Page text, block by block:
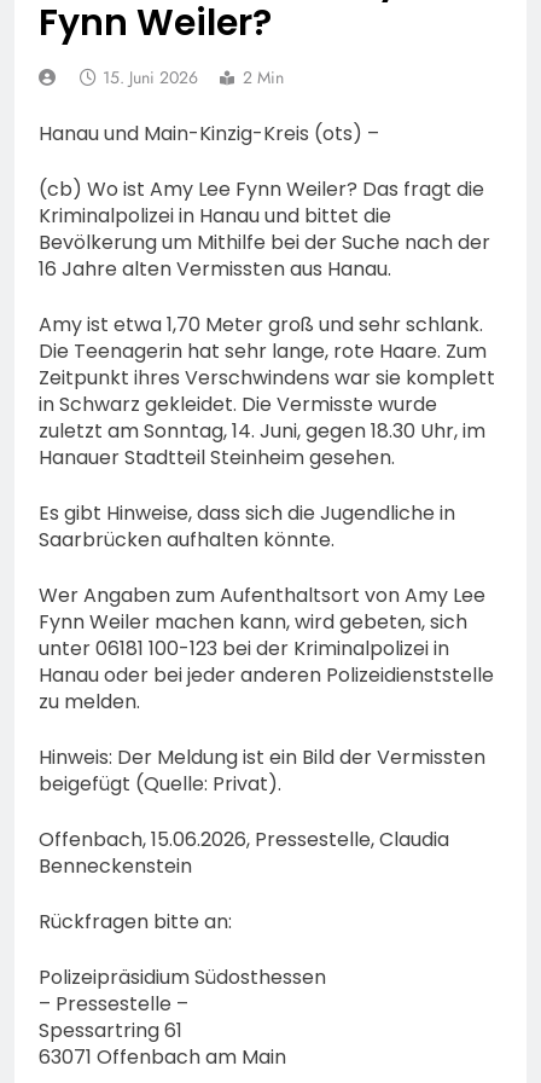
74-jähriger Claus-Peter
H. weiterhin vermisst –
eines Fotos
6. August 2026
Fynn Weiler?
15. Juni 2026 2 Min
Hanau und Main-Kinzig-Kreis (ots) –
(cb) Wo ist Amy Lee Fynn Weiler? Das fragt die
Kriminalpolizei in Hanau und bittet die
Bevölkerung um Mithilfe bei der Suche nach der
16 Jahre alten Vermissten aus Hanau.
Amy ist etwa 1,70 Meter groß und sehr schlank.
Die Teenagerin hat sehr lange, rote Haare. Zum
Zeitpunkt ihres Verschwindens war sie komplett
in Schwarz gekleidet. Die Vermisste wurde
zuletzt am Sonntag, 14. Juni, gegen 18.30 Uhr, im
Hanauer Stadtteil Steinheim gesehen.
Es gibt Hinweise, dass sich die Jugendliche in
Saarbrücken aufhalten könnte.
Wer Angaben zum Aufenthaltsort von Amy Lee
Fynn Weiler machen kann, wird gebeten, sich
unter 06181 100-123 bei der Kriminalpolizei in
Hanau oder bei jeder anderen Polizeidienststelle
zu melden.
Hinweis: Der Meldung ist ein Bild der Vermissten
beigefügt (Quelle: Privat).
Offenbach, 15.06.2026, Pressestelle, Claudia
Benneckenstein
Rückfragen bitte an:
Polizeipräsidium Südosthessen
– Pressestelle –
Spessartring 61
63071 Offenbach am Main